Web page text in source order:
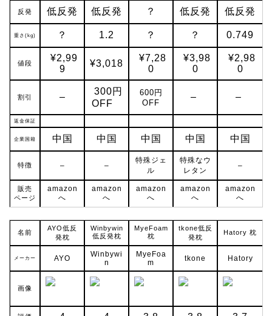
反発 低反発 低反発 ？ 低反発 低反発
重さ(kg) ？ 1.2 ？ ？ 0.749
値段
¥2,99
9
¥3,018
¥7,28
0
¥3,98
0
¥2,98
0
割引 –
300円
OFF
600円
OFF
– –
返金保証
企業国籍 中国 中国 中国 中国 中国
特徴 – –
特殊ジェ
ル
特殊なウ
レタン
–
販売
ページ
amazon
へ
amazon
へ
amazon
へ
amazon
へ
amazon
へ
名前
AYO低反
発枕
Winbywin
低反発枕
MyeFoam
枕
tkone低反
発枕
Hatory 枕
メーカー AYO
Winbywi
n
MyeFoa
m
tkone Hatory
画像